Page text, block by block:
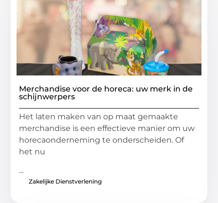
Merchandise voor de horeca: uw merk in de
schijnwerpers
Het laten maken van op maat gemaakte
merchandise is een effectieve manier om uw
horecaonderneming te onderscheiden. Of
het nu
...
Zakelijke Dienstverlening